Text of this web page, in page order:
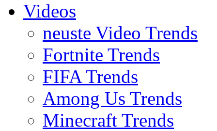
Videos
neuste Video Trends
Fortnite Trends
FIFA Trends
Among Us Trends
Minecraft Trends